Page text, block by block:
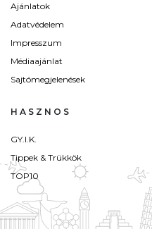
Ajánlatok
Adatvédelem
Impresszum
Médiaajánlat
Sajtómegjelenések
HASZNOS
GY.I.K.
Tippek & Trükkök
TOP10